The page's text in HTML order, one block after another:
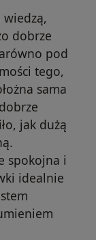
dobrze
pod
tego,
sama
jak dużą
spokojna i
idealnie